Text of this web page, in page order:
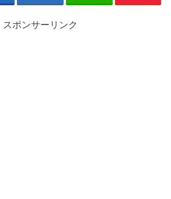
スポンサーリンク